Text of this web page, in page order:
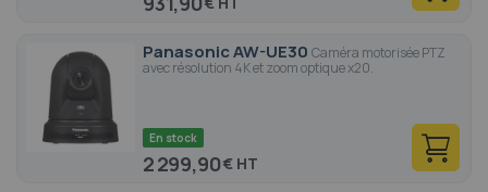
Panasonic AW-UE30 Caméra motorisée PTZ
avec résolution 4K et zoom optique x20.
En stock
2 299,90€